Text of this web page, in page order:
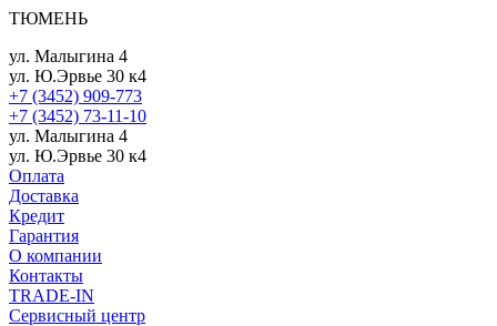
ТЮМЕНЬ
ул. Малыгина 4
ул. Ю.Эрвье 30 к4
+7 (3452) 909-773
+7 (3452) 73-11-10
ул. Малыгина 4
ул. Ю.Эрвье 30 к4
Оплата
Доставка
Кредит
Гарантия
О компании
Контакты
TRADE-IN
Сервисный центр